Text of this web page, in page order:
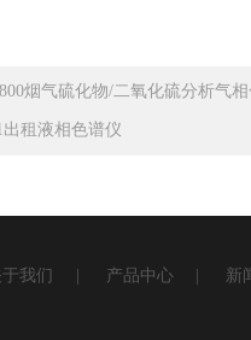
烟气硫化物/二氧化硫分析气
出租液相色谱仪
我们 产品中心 新